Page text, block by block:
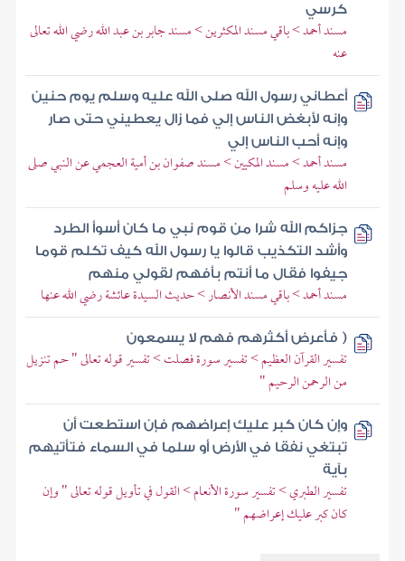
كرسي
مسند أحمد > باقي مسند المكثرين > مسند جابر بن عبد الله رضي الله تعالى
عنه
أعطاني رسول الله صلى الله عليه وسلم يوم حنين
وإنه لأبغض الناس إلي فما زال يعطيني حتى صار
وإنه أحب الناس إلي
مسند أحمد > مسند المكيين > مسند صفوان بن أمية العجمي عن النبي صلى
الله عليه وسلم
جزاكم الله شرا من قوم نبي ما كان أسوأ الطرد
وأشد التكذيب قالوا يا رسول الله كيف تكلم قوما
جيفوا فقال ما أنتم بأفهم لقولي منهم
مسند أحمد > باقي مسند الأنصار > حديث السيدة عائشة رضي الله عنها
( فأعرض أكثرهم فهم لا يسمعون
تفسير القرآن العظيم > تفسير سورة فصلت > تفسير قوله تعالى " حم تنزيل
من الرحمن الرحيم "
وإن كان كبر عليك إعراضهم فإن استطعت أن
تبتغي نفقا في الأرض أو سلما في السماء فتأتيهم
بآية
تفسير الطبري > تفسير سورة الأنعام > القول في تأويل قوله تعالى " وإن
كان كبر عليك إعراضهم "